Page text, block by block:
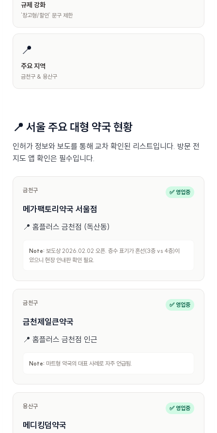
규제 강화
'창고형/할인' 문구 제한
📍
주요 지역
금천구 & 용산구
📍 서울 주요 대형 약국 현황
인허가 정보와 보도를 통해 교차 확인된 리스트입니다. 방문 전
지도 앱 확인은 필수입니다.
금천구 ✅ 영업중
메가팩토리약국 서울점
📍 홈플러스 금천점 (독산동)
Note: 보도상 2026.02.02 오픈. 층수 표기가 혼선(3층 vs 4층)이
있으니 현장 안내판 확인 필요.
금천구 ✅ 영업중
금천제일큰약국
📍 홈플러스 금천점 인근
Note: 마트형 약국의 대표 사례로 자주 언급됨.
용산구 ✅ 영업중
메디킹덤약국